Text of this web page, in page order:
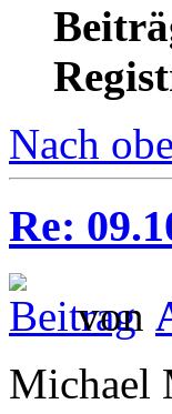
Nach
Re:
von
Michael